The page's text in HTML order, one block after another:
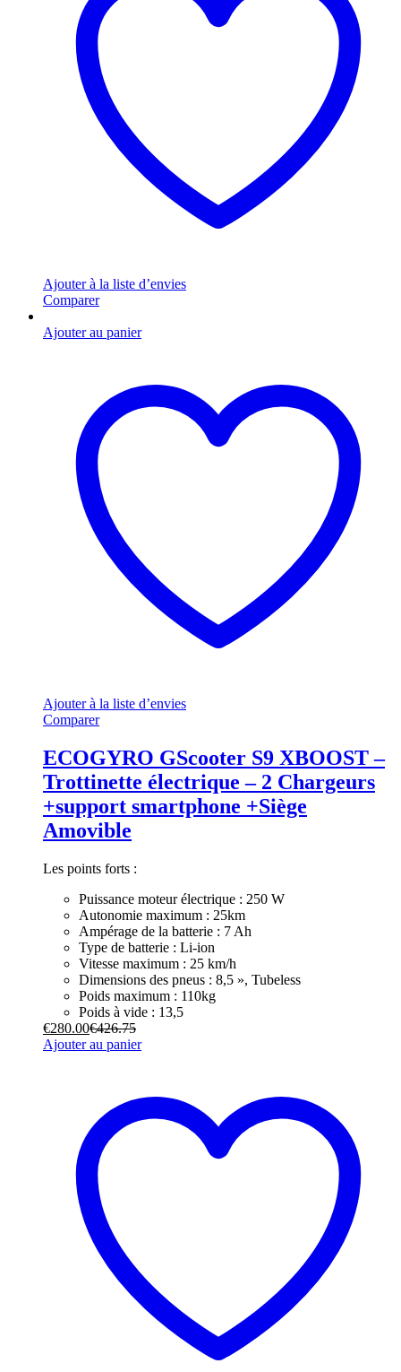
Ajouter à la liste d’envies
Comparer
Ajouter au panier
Ajouter à la liste d’envies
Comparer
ECOGYRO GScooter S9 XBOOST –
Trottinette électrique – 2 Chargeurs
+support smartphone +Siège
Amovible
Les points forts :
Puissance moteur électrique : 250 W
Autonomie maximum : 25km
Ampérage de la batterie : 7 Ah
Type de batterie : Li-ion
Vitesse maximum : 25 km/h
Dimensions des pneus : 8,5 », Tubeless
Poids maximum : 110kg
Poids à vide : 13,5
€280.00€426.75
Ajouter au panier